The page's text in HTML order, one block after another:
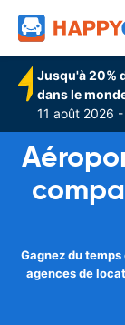
Jusqu'à 20%
dans le
11 août 2026
Gagnez du
agences de